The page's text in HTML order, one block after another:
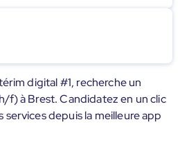
digital #1, recherche un
f) à Brest. Candidatez en un clic
depuis la meilleure app